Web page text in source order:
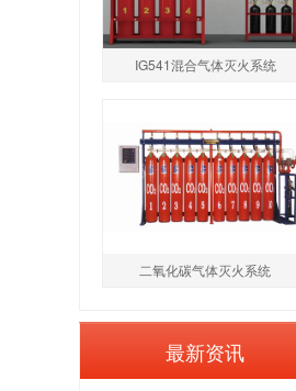
IG541混合气体灭火系统
二氧化碳气体灭火系统
最新资讯